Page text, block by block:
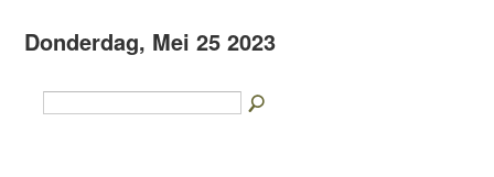
Donderdag, Mei 25 2023